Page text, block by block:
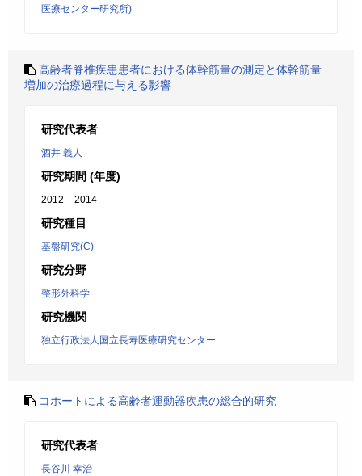
医療センター研究所)
高齢者脊椎疾患患者における体幹筋量の測定と体幹筋量
増加の治療過程に与える影響
研究代表者
酒井 義人
研究期間 (年度)
2012 – 2014
研究種目
基盤研究(C)
研究分野
整形外科学
研究機関
独立行政法人国立長寿医療研究センター
コホートによる高齢者運動器疾患の総合的研究
研究代表者
長谷川 幸治